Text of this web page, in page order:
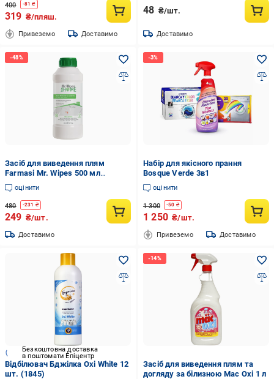
400 -81 ₴
319 ₴/пляш.
Привеземо Доставимо
48 ₴/шт.
Доставимо
Засіб для виведення плям
Farmasi Mr. Wipes 500 мл
(77537964)
оцінити
480 -231 ₴
249 ₴/шт.
Доставимо
Набір для якісного прання
Bosque Verde 3в1
оцінити
1 300 -50 ₴
1 250 ₴/шт.
Привеземо Доставимо
Безкоштовна доставка
в поштомати Епіцентр
Відбілювач Бджілка Oxi White 12
шт. (1845)
Засіб для виведення плям та
догляду за білизною Mac Oxi 1 л